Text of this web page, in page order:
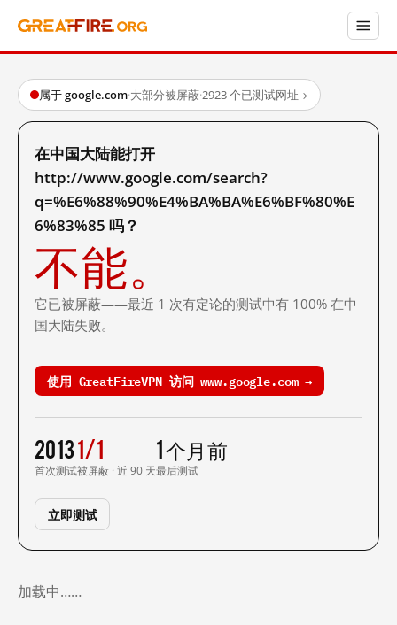
属于 google.com·大部分被屏蔽·2923 个已测试网址→
在中国大陆能打开
http://www.google.com/search?
q=%E6%88%90%E4%BA%BA%E6%BF%80%E
6%83%85 吗？
不能。
它已被屏蔽——最近 1 次有定论的测试中有 100% 在中
国大陆失败。
使用 GreatFireVPN 访问 www.google.com →
2013
首次测试
1/1
被屏蔽 · 近 90 天
1 个月前
最后测试
立即测试
加载中……